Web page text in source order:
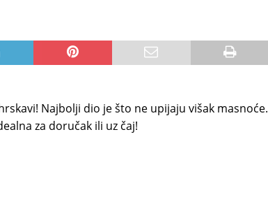
Najbolji dio je što ne upijaju višak masnoće.
za doručak ili uz čaj!